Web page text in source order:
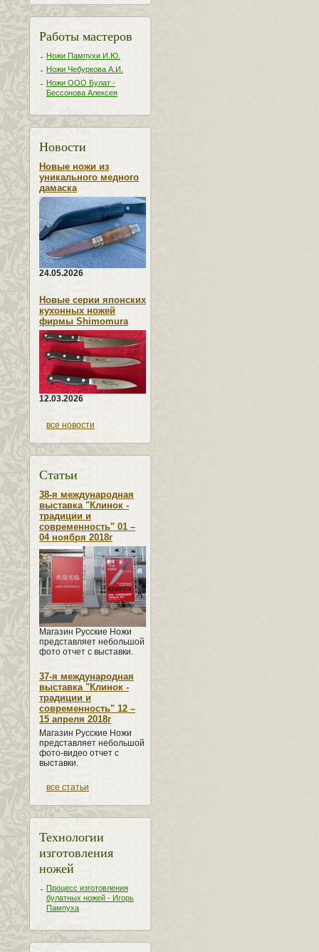
Работы мастеров
Ножи Пампухи И.Ю.
Ножи Чебуркова А.И.
Ножи ООО Булат -
Бессонова Алексея
Новости
Новые ножи из
уникального медного
дамаска
24.05.2026
Новые серии японских
кухонных ножей
фирмы Shimomura
12.03.2026
все новости
Статьи
38-я международная
выставка "Клинок -
традиции и
современность" 01 –
04 ноября 2018г
Магазин Русские Ножи
представляет небольшой
фото отчет с выставки.
37-я международная
выставка "Клинок -
традиции и
современность" 12 –
15 апреля 2018г
Магазин Русские Ножи
представляет небольшой
фото-видео отчет с
выставки.
все статьи
Технологии
изготовления
ножей
Процесс изготовления
булатных ножей - Игорь
Пампуха